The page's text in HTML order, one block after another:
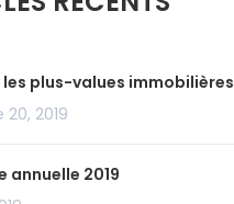
les plus-values immobilières
2019
annuelle 2019